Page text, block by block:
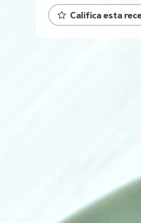
Califica esta